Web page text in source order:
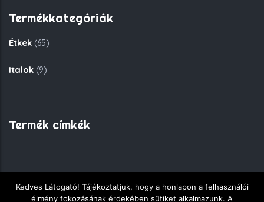
Termékkategóriák
Étkek (65)
Italok (9)
Termék címkék
Copyright © 2018 - Fekete Sas Gyorsétkezde - Minden jog
Kedves Látogató! Tájékoztatjuk, hogy a honlapon a felhasználói
élmény fokozásának érdekében sütiket alkalmazunk. A